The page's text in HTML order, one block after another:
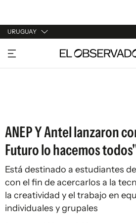
URUGUAY
URUGUAY
ARGENTINA
ANEP Y Antel lanzaron
Futuro lo hacemos
Está destinado a estudiantes
con el fin de acercarlos a la
la creatividad y el trabajo en
individuales y grupales